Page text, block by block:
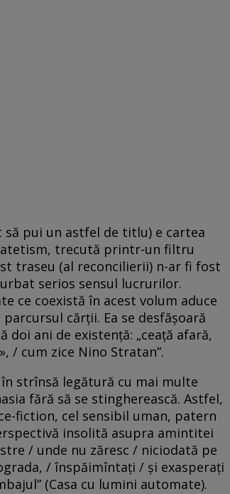
pui un astfel de titlu) e cartea
trecută printr-un filtru
traseu (al reconcilierii) n-ar fi fost
serios sensul lucrurilor.
ce coexistă în acest volum aduce
cărții. Ea se desfășoară
ani de existență: „ceață afară,
/ cum zice Nino Stratan”.
strînsă legătură cu mai multe
fără să se stingherească. Astfel,
fiction, cel sensibil uman, patern
insolită asupra amintitei
/ unde nu zăresc / niciodată pe
/ înspăimîntați / și exasperați
(Casa cu lumini automate).